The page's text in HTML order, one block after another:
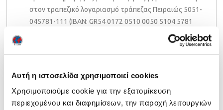
Αυτή η ιστοσελίδα χρησιμοποιεί cookies
Χρησιμοποιούμε cookie για την εξατομίκευση
περιεχομένου και διαφημίσεων, την παροχή λειτουργιών
στον τραπεζικό λογαριασμό τράπεζας Πειραιώς 5051-
045781-111 (IBAN: GR54 0172 0510 0050 5104 5781
Κατά την κατάθεση των εξετάστρων να
γραφτεί οπωσδήποτε όνομα καταθέτη (του
ιδιοκτήτη κ.ξ.γ. ή για ανεξάρτητους υποψήφιους
οπωσδήποτε ΕΞΕΤΑΣΤΡΑ LAAS + Νομός, π.χ.
ΕΞΕΤΑΣΤΡΑ LAAS – ΒΟΙΩΤΙΑ.